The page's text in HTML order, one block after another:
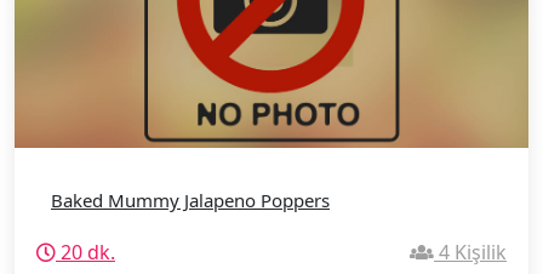
Baked Mummy Jalapeno Poppers
20 dk. 4 Kişilik